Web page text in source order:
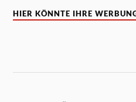
HIER KÖNNTE IHRE